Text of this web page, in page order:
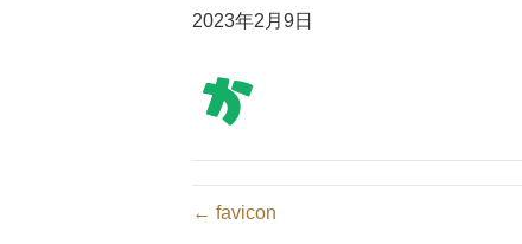
2023年2月9日
← favicon